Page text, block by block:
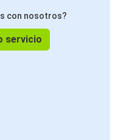
con nosotros?
servicio